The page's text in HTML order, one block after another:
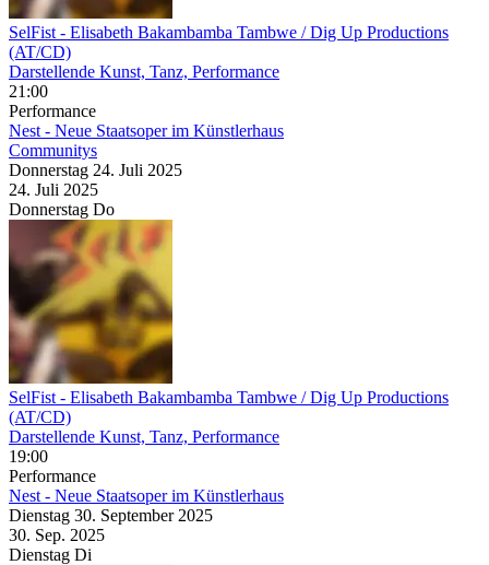
SelFist - Elisabeth Bakambamba Tambwe / Dig Up Productions
(AT/CD)
Darstellende Kunst, Tanz, Performance
21:00
Performance
Nest - Neue Staatsoper im Künstlerhaus
Communitys
Donnerstag 24. Juli 2025
24. Juli 2025
Donnerstag Do
SelFist - Elisabeth Bakambamba Tambwe / Dig Up Productions
(AT/CD)
Darstellende Kunst, Tanz, Performance
19:00
Performance
Nest - Neue Staatsoper im Künstlerhaus
Dienstag 30. September 2025
30. Sep. 2025
Dienstag Di